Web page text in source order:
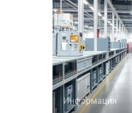
Информация